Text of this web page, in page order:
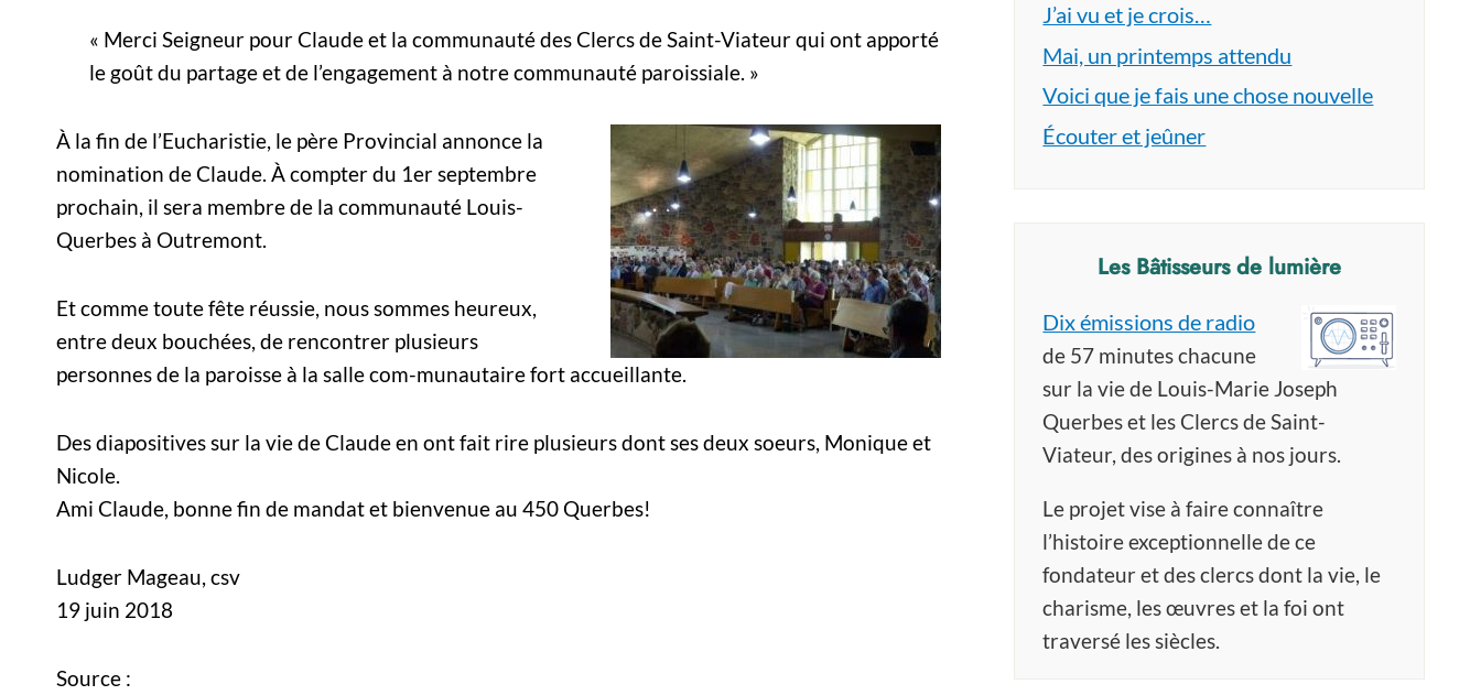
« Merci Seigneur pour Claude et la communauté des Clercs de Saint-Viateur qui ont apporté
le goût du partage et de l’engagement à notre communauté paroissiale. »
À la fin de l’Eucharistie, le père Provincial annonce la
nomination de Claude. À compter du 1er septembre
prochain, il sera membre de la communauté Louis-
Querbes à Outremont.
Et comme toute fête réussie, nous sommes heureux,
entre deux bouchées, de rencontrer plusieurs
personnes de la paroisse à la salle com-munautaire fort accueillante.
Des diapositives sur la vie de Claude en ont fait rire plusieurs dont ses deux soeurs, Monique et
Nicole.
Ami Claude, bonne fin de mandat et bienvenue au 450 Querbes!
Ludger Mageau, csv
19 juin 2018
Source :
J’ai vu et je crois…
Mai, un printemps attendu
Voici que je fais une chose nouvelle
Écouter et jeûner
Les Bâtisseurs de lumière
Dix émissions de radio
de 57 minutes chacune
sur la vie de Louis-Marie Joseph
Querbes et les Clercs de Saint-
Viateur, des origines à nos jours.
Le projet vise à faire connaître
l’histoire exceptionnelle de ce
fondateur et des clercs dont la vie, le
charisme, les œuvres et la foi ont
traversé les siècles.